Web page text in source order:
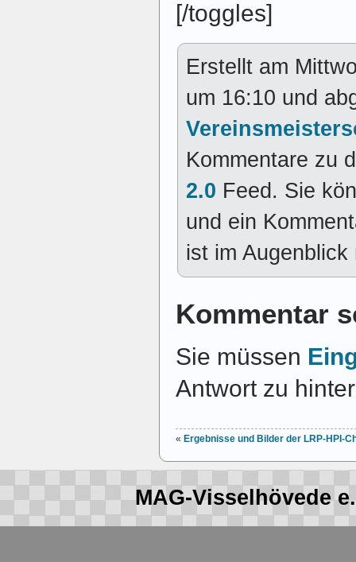
[/toggles]
Erstellt am
um 16:10 und
Kommentare zu
2.0 Feed. Sie
und ein
ist im
Kommentar
Sie müssen
Antwort zu
« Ergebnisse und Bilder der LRP-HPI-
MAG-Visselhövede